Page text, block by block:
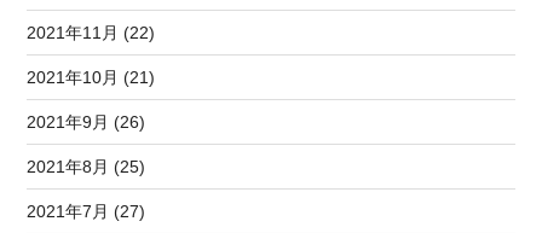
2021年11月 (22)
2021年10月 (21)
2021年9月 (26)
2021年8月 (25)
2021年7月 (27)